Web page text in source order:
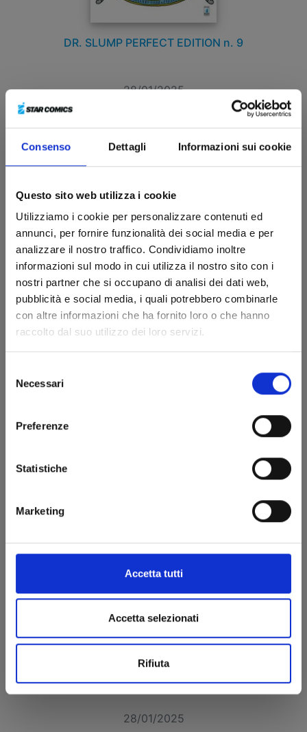
Consenso Dettagli Informazioni sui cookie
Questo sito web utilizza i cookie
Utilizziamo i cookie per personalizzare contenuti ed
annunci, per fornire funzionalità dei social media e per
analizzare il nostro traffico. Condividiamo inoltre
informazioni sul modo in cui utilizza il nostro sito con i
nostri partner che si occupano di analisi dei dati web,
pubblicità e social media, i quali potrebbero combinarle
con altre informazioni che ha fornito loro o che hanno
raccolto dal suo utilizzo dei loro servizi.
delNecessari
Preferenze
Statistiche
Marketing
Accetta tutti
Accetta selezionati
Rifiuta
DR. SLUMP PERFECT EDITION n. 9
28/01/2025
€ 8,00
DR. SLUMP PERFECT EDITION n. 7
28/01/2025